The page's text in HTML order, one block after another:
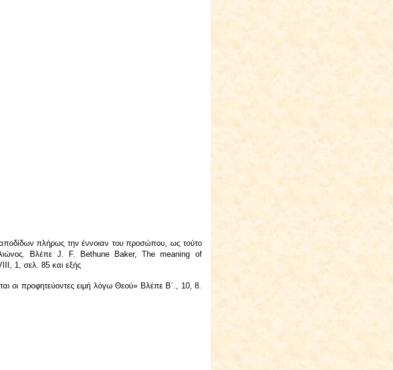
πλήρως την έννοιαν του προσώπου, ως τούτο
Βλέπε J. F. Bethune Baker, The meaning of
1, σελ. 85 και εξής
οι προφητεύοντες ειμή λόγω Θεού» Βλέπε Β΄., 10, 8.